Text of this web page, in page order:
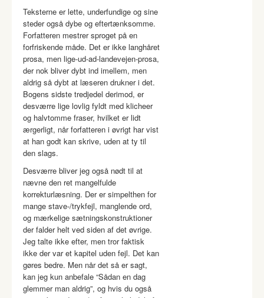
Teksterne er lette, underfundige og sine
steder også dybe og eftertænksomme.
Forfatteren mestrer sproget på en
forfriskende måde. Det er ikke langhåret
prosa, men lige-ud-ad-landevejen-prosa,
der nok bliver dybt ind imellem, men
aldrig så dybt at læseren drukner i det.
Bogens sidste tredjedel derimod, er
desværre lige lovlig fyldt med klicheer
og halvtomme fraser, hvilket er lidt
ærgerligt, når forfatteren i øvrigt har vist
at han godt kan skrive, uden at ty til
den slags.
Desværre bliver jeg også nødt til at
nævne den ret mangelfulde
korrekturlæsning. Der er simpelthen for
mange stave-/trykfejl, manglende ord,
og mærkelige sætningskonstruktioner
der falder helt ved siden af det øvrige.
Jeg talte ikke efter, men tror faktisk
ikke der var et kapitel uden fejl. Det kan
gøres bedre. Men når det så er sagt,
kan jeg kun anbefale “Sådan en dag
glemmer man aldrig”, og hvis du også